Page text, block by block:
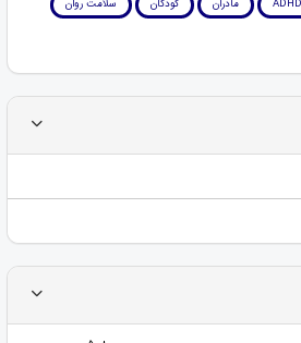
ADHD مادران کودکان سلامت روان